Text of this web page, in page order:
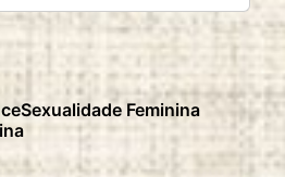
Sexualidade Feminina